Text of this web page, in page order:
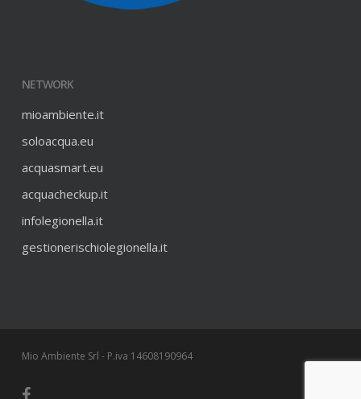
NETWORK
mioambiente.it
soloacqua.eu
acquasmart.eu
acquacheckup.it
infolegionella.it
gestionerischiolegionella.it
Mio Ambiente Srl - P.iva 14608190964
facebook